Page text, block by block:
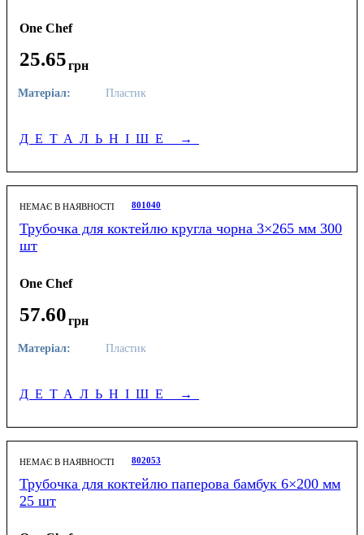
One Chef
25.65грн
Матеріал: Пластик
ДЕТАЛЬНІШЕ →
НЕМАЄ В НАЯВНОСТІ 801040
Трубочка для коктейлю кругла чорна 3×265 мм 300
шт
One Chef
57.60грн
Матеріал: Пластик
ДЕТАЛЬНІШЕ →
НЕМАЄ В НАЯВНОСТІ 802053
Трубочка для коктейлю паперова бамбук 6×200 мм
25 шт